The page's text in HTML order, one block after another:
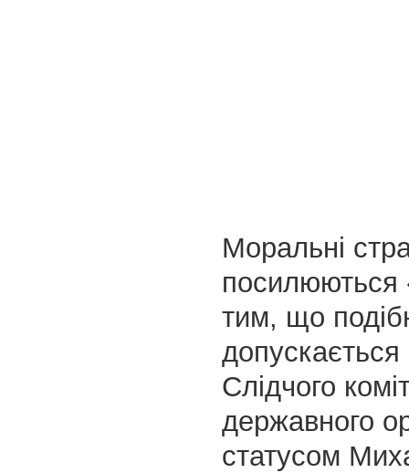
Моральні
посилюються
тим, що
Слідчого
державного
статусом